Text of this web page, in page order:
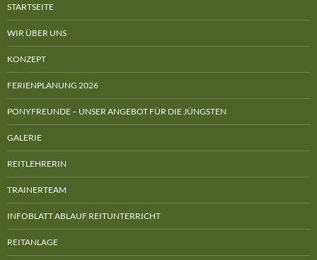
STARTSEITE
WIR ÜBER UNS
KONZEPT
FERIENPLANUNG 2026
PONYFREUNDE – UNSER ANGEBOT FÜR DIE JÜNGSTEN
GALERIE
REITLEHRERIN
TRAINERTEAM
INFOBLATT ABLAUF REITUNTERRICHT
REITANLAGE